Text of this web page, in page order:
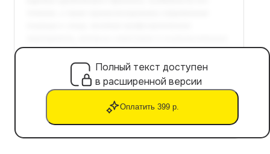
Полный текст доступен
в расширенной версии
Оплатить 399 р.